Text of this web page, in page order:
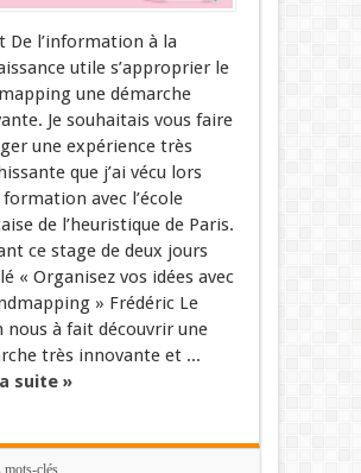
De l’information à la
utile s’approprier le
une démarche
Je souhaitais vous faire
une expérience très
que j’ai vécu lors
formation avec l’école
de l’heuristique de Paris.
ce stage de deux jours
« Organisez vos idées avec
» Frédéric Le
nous à fait découvrir une
très innovante et ...
suite »